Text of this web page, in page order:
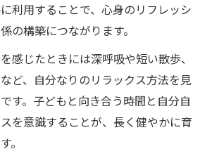
児で使いたい具体的な褒め方例
ってはいけない言葉とその理由
どもを育てる声かけの実践方法
児で心を傷つけない伝え方を学ぶ
を活用した子どもの成長支援
育て支援新制度の活用ポイント
利用することで、心身のリフレッシ
の構築につながります。
感じたときには深呼吸や短い散歩、
ど、自分なりのリラックス方法を見
す。子どもと向き合う時間と自分自
を意識することが、長く健やかに育
。